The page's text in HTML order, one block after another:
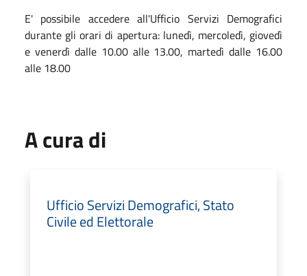
E' possibile accedere all'Ufficio Servizi Demografici
durante gli orari di apertura: lunedì, mercoledì, giovedì
e venerdì dalle 10.00 alle 13.00, martedì dalle 16.00
alle 18.00
A cura di
Ufficio Servizi Demografici, Stato
Civile ed Elettorale